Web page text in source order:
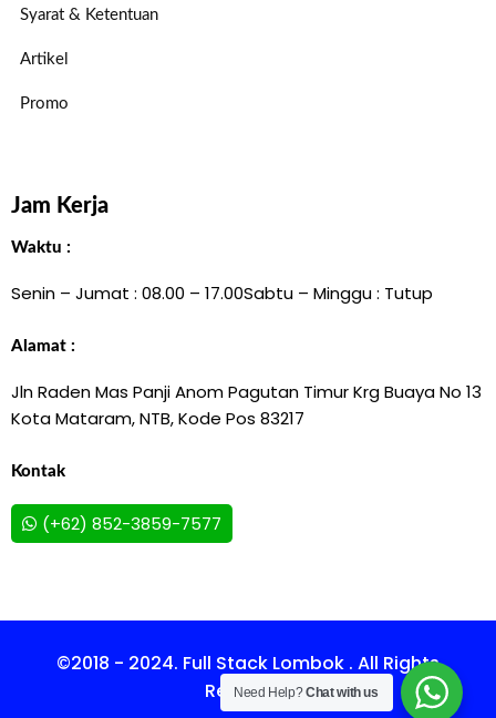
Syarat & Ketentuan
Artikel
Promo
Jam Kerja
Waktu :
Senin – Jumat : 08.00 – 17.00Sabtu – Minggu : Tutup
Alamat :
Jln Raden Mas Panji Anom Pagutan Timur Krg Buaya No 13
Kota Mataram, NTB, Kode Pos 83217
Kontak
(+62) 852-3859-7577
©2018 - 2024. Full Stack Lombok . All Rights
Reserved.
Need Help?Chat with us